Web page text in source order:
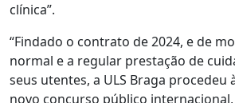
clínica”.
“Findado o contrato de 2024, e de
normal e a regular prestação de
seus utentes, a ULS Braga procedeu
novo concurso público